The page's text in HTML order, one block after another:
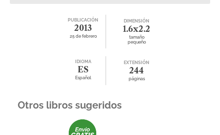
PUBLICACIÓN
2013
25 de febrero
DIMENSIÓN
1.6x2.2
tamaño
pequeño
IDIOMA
ES
Español
EXTENSIÓN
244
páginas
Otros libros sugeridos